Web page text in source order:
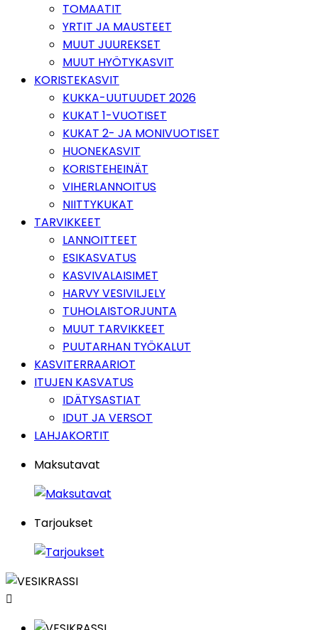
TOMAATIT
YRTIT JA MAUSTEET
MUUT JUUREKSET
MUUT HYÖTYKASVIT
KORISTEKASVIT
KUKKA-UUTUUDET 2026
KUKAT 1-VUOTISET
KUKAT 2- JA MONIVUOTISET
HUONEKASVIT
KORISTEHEINÄT
VIHERLANNOITUS
NIITTYKUKAT
TARVIKKEET
LANNOITTEET
ESIKASVATUS
KASVIVALAISIMET
HARVY VESIVILJELY
TUHOLAISTORJUNTA
MUUT TARVIKKEET
PUUTARHAN TYÖKALUT
KASVITERRAARIOT
ITUJEN KASVATUS
IDÄTYSASTIAT
IDUT JA VERSOT
LAHJAKORTIT
Maksutavat
Tarjoukset
